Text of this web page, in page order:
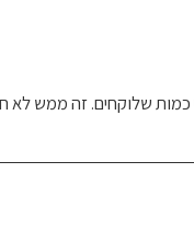
כמות שלוקחים. זה ממש לא